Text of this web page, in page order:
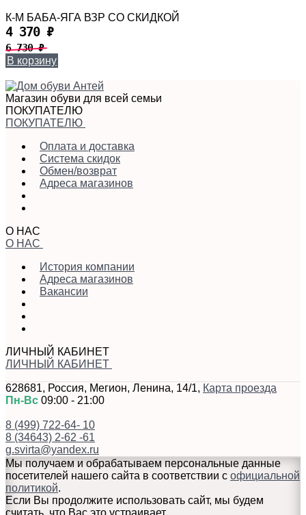
К-М БАБА-ЯГА ВЗР СО СКИДКОЙ
4 370 ₽
6 730₽
В корзину
Магазин обуви для всей семьи
ПОКУПАТЕЛЮ
ПОКУПАТЕЛЮ
Оплата и доставка
Система скидок
Обмен/возврат
Адреса магазинов
О НАС
О НАС
История компании
Адреса магазинов
Вакансии
ЛИЧНЫЙ КАБИНЕТ
ЛИЧНЫЙ КАБИНЕТ
628681, Россия, Мегион, Ленина, 14/1, Карта проезда
Пн-Вс 09:00 - 21:00
8 (499) 722-64- 10
8 (34643) 2-62 -61
g.svirta@yandex.ru
Мы получаем и обрабатываем персональные данные
посетителей нашего сайта в соответствии с официальной
политикой.
Если Вы продолжите использовать сайт, мы будем